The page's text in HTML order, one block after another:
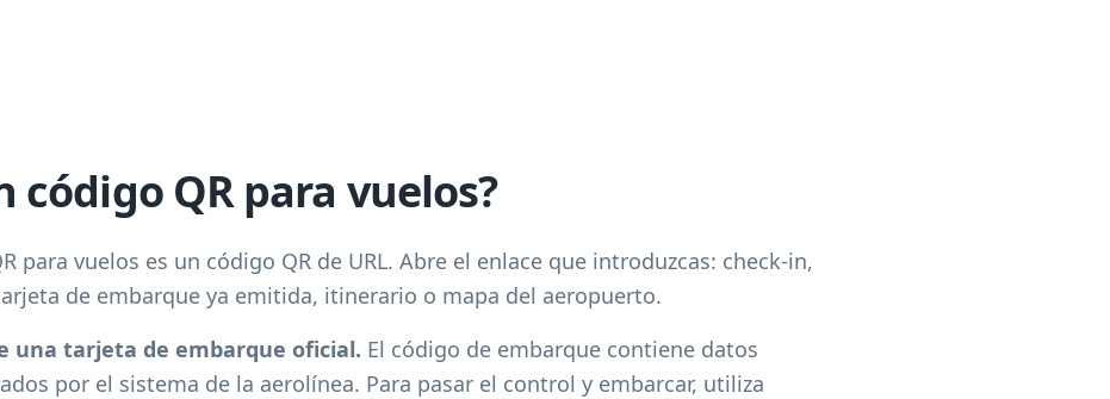
código QR para vuelos?
para vuelos es un código QR de URL. Abre el enlace que introduzcas: check-in,
de embarque ya emitida, itinerario o mapa del aeropuerto.
una tarjeta de embarque oficial. El código de embarque contiene datos
por el sistema de la aerolínea. Para pasar el control y embarcar, utiliza